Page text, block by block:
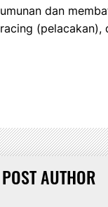
dan
(pelacakan),
AUTHOR